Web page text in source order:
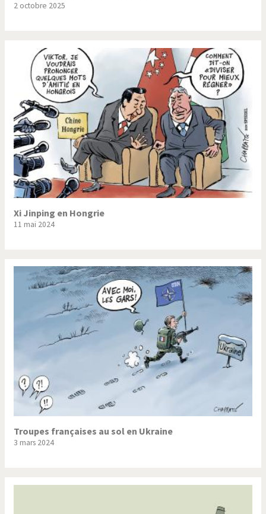
Vous avez dit "Islam"?
2 octobre 2025
Xi Jinping en Hongrie
11 mai 2024
Troupes françaises au sol en Ukraine
3 mars 2024